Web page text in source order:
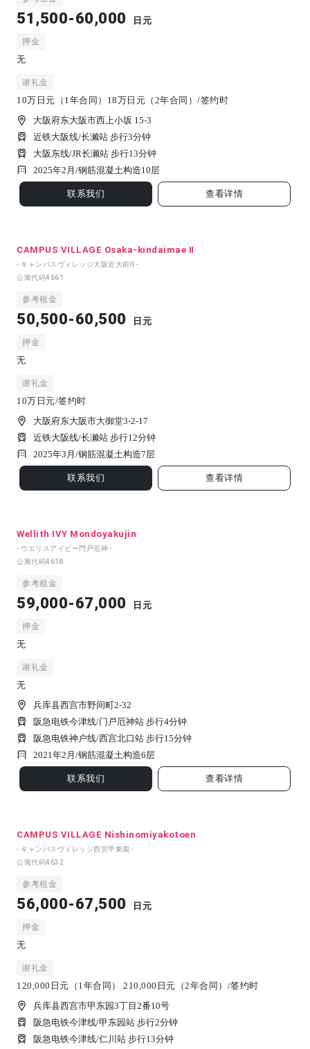
51,500-60,000 日元
押金
无
谢礼金
10万日元（1年合同）18万日元（2年合同）/签约时
大阪府东大阪市西上小坂 15-3
近铁大阪线/长濑站 步行3分钟
大阪东线/JR长濑站 步行13分钟
2025年2月/钢筋混凝土构造10 层
联系我们 查看详情
CAMPUS VILLAGE Osaka-kindaimae Ⅱ
- キャンパスヴィレッジ大阪近大前Ⅱ -
公寓代码4661
参考租金
50,500-60,500 日元
押金
无
谢礼金
10万日元/签约时
大阪府东大阪市大御堂3-2-17
近铁大阪线/长濑站 步行12分钟
2025年3月/钢筋混凝土构造7 层
联系我们 查看详情
Wellith IVY Mondoyakujin
- ウエリスアイビー門戸厄神 -
公寓代码4618
参考租金
59,000-67,000 日元
押金
无
谢礼金
无
兵库县西宫市野间町2-32
阪急电铁今津线/门戸厄神站 步行4分钟
阪急电铁神户线/西宫北口站 步行15分钟
2021年2月/钢筋混凝土构造6 层
联系我们 查看详情
CAMPUS VILLAGE Nishinomiyakotoen
- キャンパスヴィレッジ西宮甲東園 -
公寓代码4632
参考租金
56,000-67,500 日元
押金
无
谢礼金
120,000日元（1年合同） 210,000日元（2年合同）/签约时
兵库县西宫市甲东园3丁目2番10号
阪急电铁今津线/甲东园站 步行2分钟
阪急电铁今津线/仁川站 步行13分钟